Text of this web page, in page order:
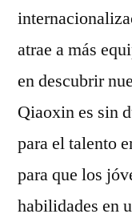
atrae a más
en descubrir
Qiaoxin es sin
para el talento
para que los
habilidades en